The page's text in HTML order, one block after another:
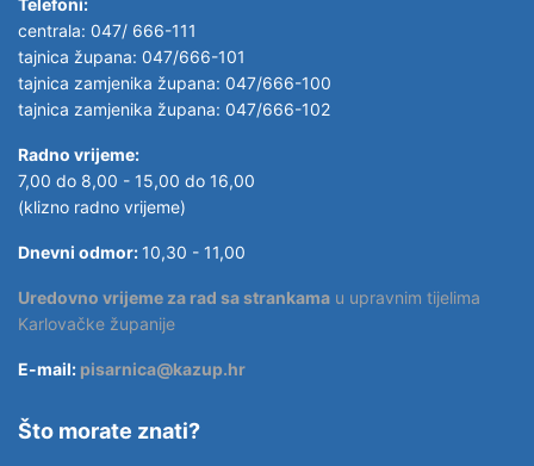
centrala: 047/ 666-111
tajnica župana: 047/666-101
tajnica zamjenika župana: 047/666-100
tajnica zamjenika župana: 047/666-102
Radno vrijeme:
7,00 do 8,00 - 15,00 do 16,00
(klizno radno vrijeme)
Dnevni odmor: 10,30 - 11,00
Uredovno vrijeme za rad sa strankama u upravnim tijelima
Karlovačke županije
E-mail: pisarnica@kazup.hr
Što morate znati?